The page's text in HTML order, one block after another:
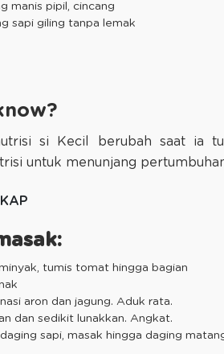
manis pipil, cincang
sapi giling tanpa lemak
si Kecil berubah saat ia
untuk menunjang
tumis tomat hingga bagian
aron dan jagung. Aduk rata.
dan sedikit lunakkan. Angkat.
sapi, masak hingga daging